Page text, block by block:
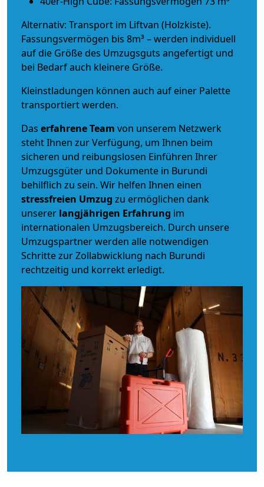
Alternativ: Transport im Liftvan (Holzkiste).
Fassungsvermögen bis 8m³ – werden individuell
auf die Größe des Umzugsguts angefertigt und
bei Bedarf auch kleinere Größe.
Kleinstladungen können auch auf einer Palette
transportiert werden.
Das erfahrene Team von unserem Netzwerk
steht Ihnen zur Verfügung, um Ihnen beim
sicheren und reibungslosen Einführen Ihrer
Umzugsgüter und Dokumente in Burundi
behilflich zu sein. Wir helfen Ihnen einen
stressfreien Umzug zu ermöglichen dank
unserer langjährigen Erfahrung im
internationalen Umzugsbereich. Durch unsere
Umzugspartner werden alle notwendigen
Schritte zur Zollabwicklung nach Burundi
rechtzeitig und korrekt erledigt.